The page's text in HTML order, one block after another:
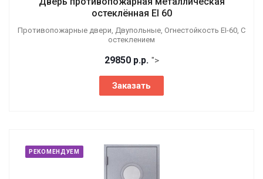
остеклённая EI 60
Противопожарные двери, Двупольные, Огнестойкость EI-60, С
остеклением
29850 р.р. ">
Заказать
РЕКОМЕНДУЕМ